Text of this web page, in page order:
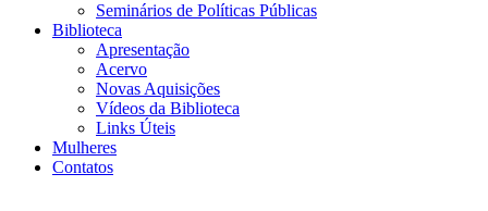
Seminários de Políticas Públicas
Biblioteca
Apresentação
Acervo
Novas Aquisições
Vídeos da Biblioteca
Links Úteis
Mulheres
Contatos